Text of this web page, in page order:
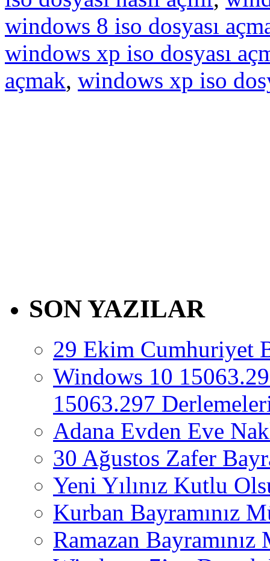
windows 8 iso dosyası
windows xp iso dosyası
açmak, windows xp iso
SON YAZILAR
29 Ekim Cumhuriyet
Windows 10
15063.297
Adana Evden Eve
30 Ağustos Zafer
Yeni Yılınız Kutlu
Kurban Bayramınız
Ramazan